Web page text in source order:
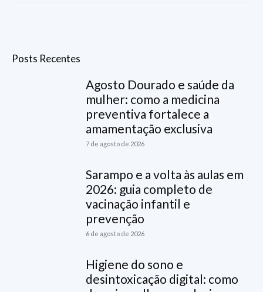
Posts Recentes
Agosto Dourado e saúde da
mulher: como a medicina
preventiva fortalece a
amamentação exclusiva
7 de agosto de 2026
Sarampo e a volta às aulas em
2026: guia completo de
vacinação infantil e
prevenção
6 de agosto de 2026
Higiene do sono e
desintoxicação digital: como